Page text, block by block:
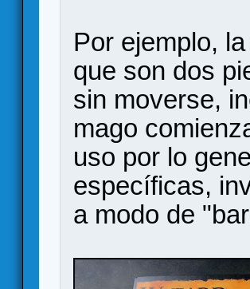
Por ejemplo,
que son dos
sin moverse,
mago
uso por lo
específicas,
a modo de